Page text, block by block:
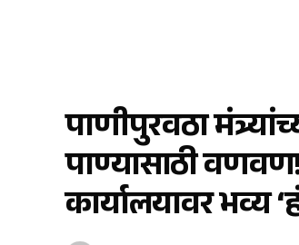
पाणीपुरवठा
पाण्यासाठी
कार्यालयावर भव्य